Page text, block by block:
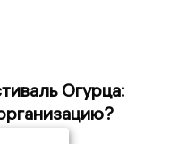
Огурца: